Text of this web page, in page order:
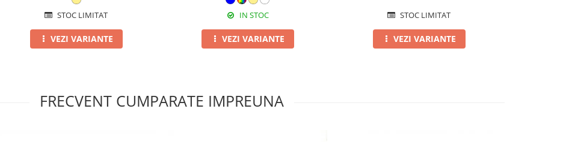
STOC LIMITAT
VEZI VARIANTE
IN STOC
VEZI VARIANTE
STOC LIMITAT
VEZI VARIANTE
FRECVENT CUMPARATE IMPREUNA